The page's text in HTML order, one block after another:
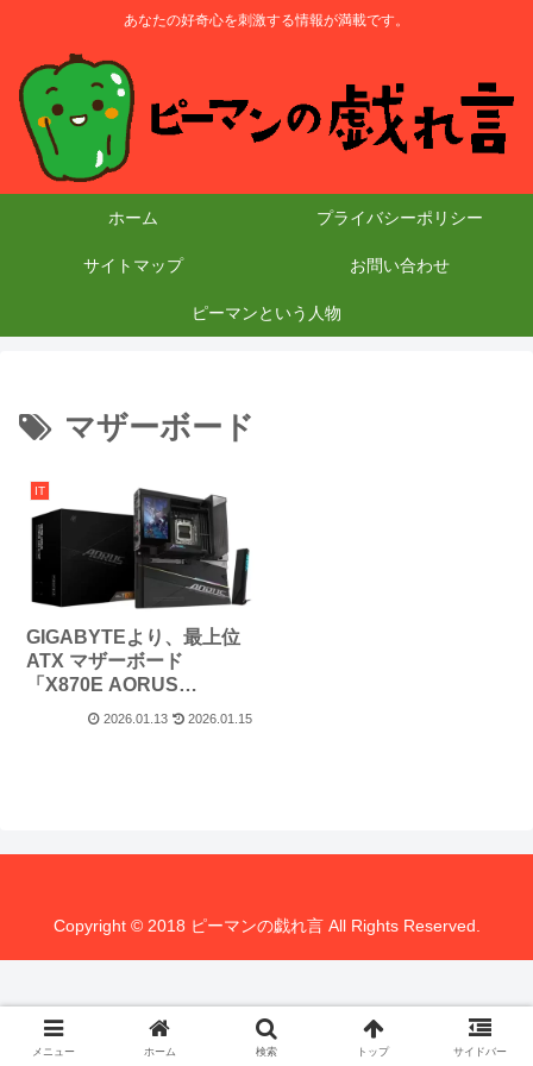
あなたの好奇心を刺激する情報が満載です。
ホーム プライバシーポリシー
サイトマップ お問い合わせ
ピーマンという人物
マザーボード
IT
GIGABYTEより、最上位
ATX マザーボード
「X870E AORUS
XTREME X3D AI TOP」
2026.01.13 2026.01.15
Copyright © 2018 ピーマンの戯れ言 All Rights Reserved.
メニュー ホーム 検索 トップ サイドバー